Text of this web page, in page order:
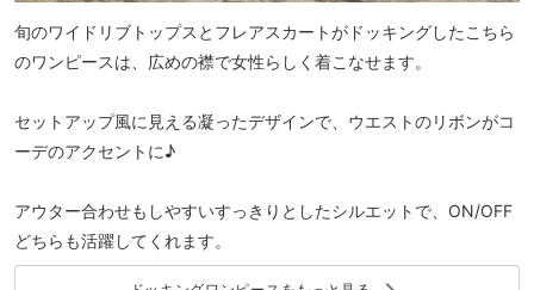
旬のワイドリブトップスとフレアスカートがドッキングしたこちら
のワンピースは、広めの襟で女性らしく着こなせます。
セットアップ風に見える凝ったデザインで、ウエストのリボンがコ
ーデのアクセントに♪
アウター合わせもしやすいすっきりとしたシルエットで、ON/OFF
どちらも活躍してくれます。